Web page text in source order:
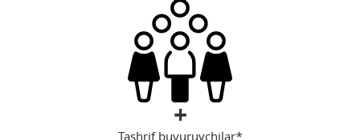
+